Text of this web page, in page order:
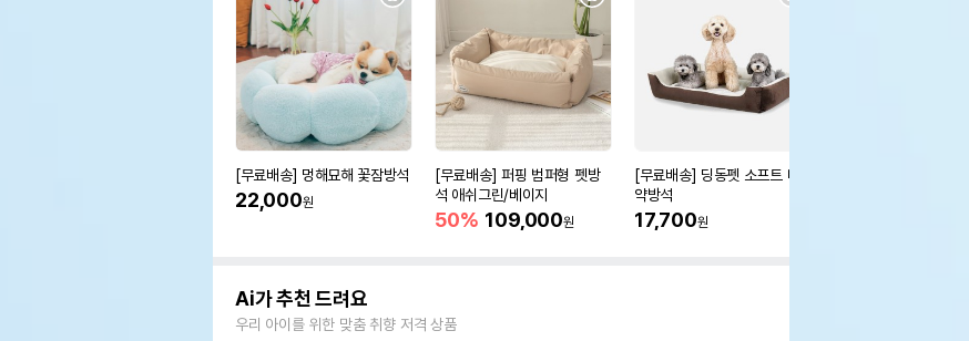
[무료배송] 멍해묘해 꽃잠방석
22,000원
[무료배송] 퍼핑 범퍼형 펫방
석 애쉬그린/베이지
50% 109,000원
[무료배송] 딩동펫 소프트 마
약방석
17,700원
Ai가 추천 드려요
우리 아이를 위한 맞춤 취향 저격 상품